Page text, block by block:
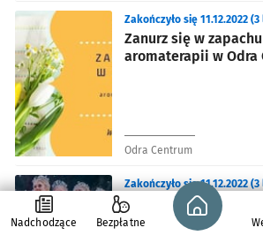
Zanurz się w
aromaterapii w Odra
Zakończyło się 11.12.2022
Odra Centrum
The Royal Ballet:
orzechów
Zakończyło się 11.12.2022
Nadchodzące Bezpłatne
Strona